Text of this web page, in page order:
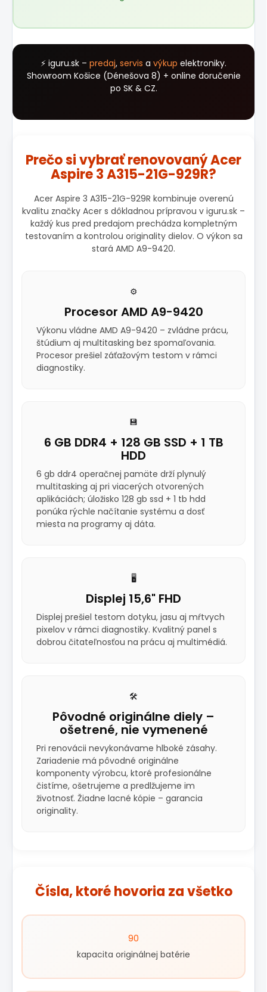
⚡ iguru.sk – predaj, servis a výkup elektroniky.
Showroom Košice (Dénešova 8) + online doručenie
po SK & CZ.
Prečo si vybrať renovovaný Acer
Aspire 3 A315-21G-929R?
Acer Aspire 3 A315-21G-929R kombinuje overenú
kvalitu značky Acer s dôkladnou prípravou v iguru.sk –
každý kus pred predajom prechádza kompletným
testovaním a kontrolou originality dielov. O výkon sa
stará AMD A9-9420.
⚙️
Procesor AMD A9-9420
Výkonu vládne AMD A9-9420 – zvládne prácu,
štúdium aj multitasking bez spomaľovania.
Procesor prešiel záťažovým testom v rámci
diagnostiky.
💾
6 GB DDR4 + 128 GB SSD + 1 TB
HDD
6 gb ddr4 operačnej pamäte drží plynulý
multitasking aj pri viacerých otvorených
aplikáciách; úložisko 128 gb ssd + 1 tb hdd
ponúka rýchle načítanie systému a dosť
miesta na programy aj dáta.
🖥️
Displej 15,6" FHD
Displej prešiel testom dotyku, jasu aj mŕtvych
pixelov v rámci diagnostiky. Kvalitný panel s
dobrou čitateľnosťou na prácu aj multimédiá.
🛠️
Pôvodné originálne diely –
ošetrené, nie vymenené
Pri renovácii nevykonávame hlboké zásahy.
Zariadenie má pôvodné originálne
komponenty výrobcu, ktoré profesionálne
čistíme, ošetrujeme a predlžujeme im
životnosť. Žiadne lacné kópie – garancia
originality.
Čísla, ktoré hovoria za všetko
90
kapacita originálnej batérie